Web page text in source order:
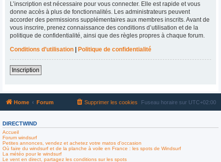
L’inscription est nécessaire pour vous connecter. Elle est rapide et vous
donne accès à plus de fonctionnalités. Les administrateurs peuvent
accorder des permissions supplémentaires aux membres inscrits. Avant de
vous inscrire, prenez connaissance des conditions d’utilisation et de la
politique de confidentialité, ainsi que des règles propres à chaque forum.
Conditions d’utilisation
Politique de confidentialité
Inscription
Home Forum Fuseau horaire sur UTC+02:00
Supprimer les cookies
DIRECTWIND
Accueil
Forum windsurf
Petites annonces, vendez et achetez votre matos d'occasion
Où faire du windsurf et de la planche à voile en France : les spots de Windsurf
La météo pour le windsurf
Le vent en direct, partagez les conditions sur les spots